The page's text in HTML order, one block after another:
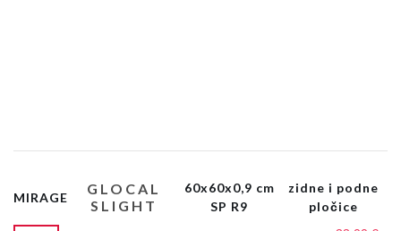
MIRAGE
GLOCAL
SLIGHT
60x60x0,9 cm
SP R9
zidne i podne
pločice